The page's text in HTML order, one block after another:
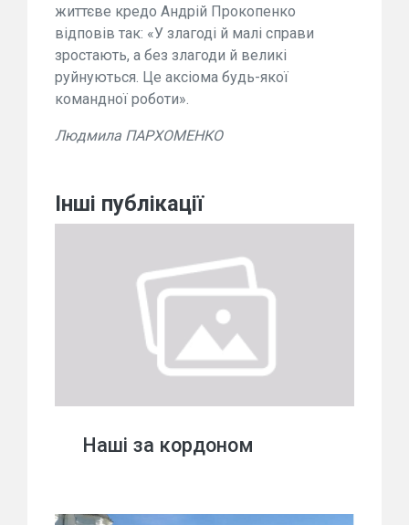
життєве кредо Андрій Прокопенко
відповів так: «У злагоді й малі справи
зростають, а без злагоди й великі
руйнуються. Це аксіома будь-якої
командної роботи».
Людмила ПАРХОМЕНКО
Інші публікації
Наші за кордоном